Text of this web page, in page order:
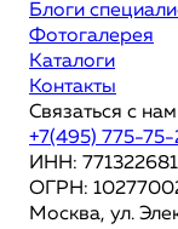
Блоги
Фотогалерея
Каталоги
Контакты
Связаться с
+7(495) 775-75-
ИНН:
ОГРН:
Москва, ул.